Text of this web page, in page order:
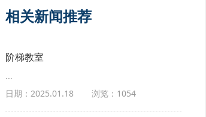
相关新闻推荐
阶梯教室
...
日期：2025.01.18
浏览：1054